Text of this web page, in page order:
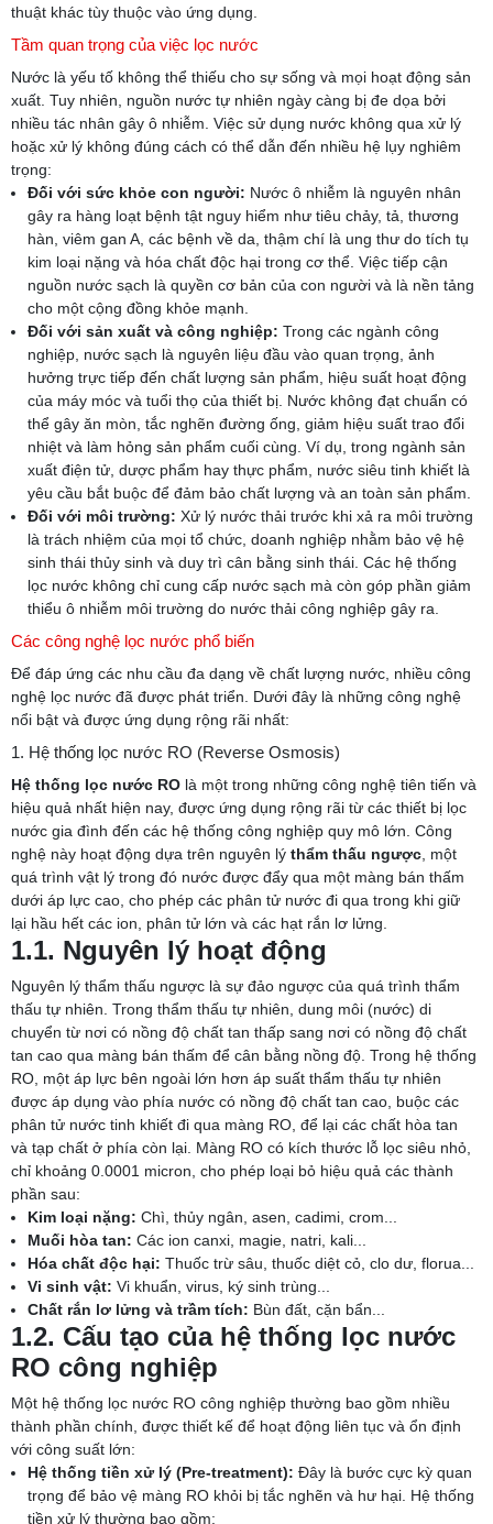
thuật khác tùy thuộc vào ứng dụng.
Tầm quan trọng của việc lọc nước
Nước là yếu tố không thể thiếu cho sự sống và mọi hoạt động sản
xuất. Tuy nhiên, nguồn nước tự nhiên ngày càng bị đe dọa bởi
nhiều tác nhân gây ô nhiễm. Việc sử dụng nước không qua xử lý
hoặc xử lý không đúng cách có thể dẫn đến nhiều hệ lụy nghiêm
trọng:
Đối với sức khỏe con người: Nước ô nhiễm là nguyên nhân
gây ra hàng loạt bệnh tật nguy hiểm như tiêu chảy, tả, thương
hàn, viêm gan A, các bệnh về da, thậm chí là ung thư do tích tụ
kim loại nặng và hóa chất độc hại trong cơ thể. Việc tiếp cận
nguồn nước sạch là quyền cơ bản của con người và là nền tảng
cho một cộng đồng khỏe mạnh.
Đối với sản xuất và công nghiệp: Trong các ngành công
nghiệp, nước sạch là nguyên liệu đầu vào quan trọng, ảnh
hưởng trực tiếp đến chất lượng sản phẩm, hiệu suất hoạt động
của máy móc và tuổi thọ của thiết bị. Nước không đạt chuẩn có
thể gây ăn mòn, tắc nghẽn đường ống, giảm hiệu suất trao đổi
nhiệt và làm hỏng sản phẩm cuối cùng. Ví dụ, trong ngành sản
xuất điện tử, dược phẩm hay thực phẩm, nước siêu tinh khiết là
yêu cầu bắt buộc để đảm bảo chất lượng và an toàn sản phẩm.
Đối với môi trường: Xử lý nước thải trước khi xả ra môi trường
là trách nhiệm của mọi tổ chức, doanh nghiệp nhằm bảo vệ hệ
sinh thái thủy sinh và duy trì cân bằng sinh thái. Các hệ thống
lọc nước không chỉ cung cấp nước sạch mà còn góp phần giảm
thiểu ô nhiễm môi trường do nước thải công nghiệp gây ra.
Các công nghệ lọc nước phổ biến
Để đáp ứng các nhu cầu đa dạng về chất lượng nước, nhiều công
nghệ lọc nước đã được phát triển. Dưới đây là những công nghệ
nổi bật và được ứng dụng rộng rãi nhất:
1. Hệ thống lọc nước RO (Reverse Osmosis)
Hệ thống lọc nước RO là một trong những công nghệ tiên tiến và
hiệu quả nhất hiện nay, được ứng dụng rộng rãi từ các thiết bị lọc
nước gia đình đến các hệ thống công nghiệp quy mô lớn. Công
nghệ này hoạt động dựa trên nguyên lý thẩm thấu ngược , một
quá trình vật lý trong đó nước được đẩy qua một màng bán thấm
dưới áp lực cao, cho phép các phân tử nước đi qua trong khi giữ
lại hầu hết các ion, phân tử lớn và các hạt rắn lơ lửng.
1.1. Nguyên lý hoạt động
Nguyên lý thẩm thấu ngược là sự đảo ngược của quá trình thẩm
thấu tự nhiên. Trong thẩm thấu tự nhiên, dung môi (nước) di
chuyển từ nơi có nồng độ chất tan thấp sang nơi có nồng độ chất
tan cao qua màng bán thấm để cân bằng nồng độ. Trong hệ thống
RO, một áp lực bên ngoài lớn hơn áp suất thẩm thấu tự nhiên
được áp dụng vào phía nước có nồng độ chất tan cao, buộc các
phân tử nước tinh khiết đi qua màng RO, để lại các chất hòa tan
và tạp chất ở phía còn lại. Màng RO có kích thước lỗ lọc siêu nhỏ,
chỉ khoảng 0.0001 micron, cho phép loại bỏ hiệu quả các thành
phần sau:
Kim loại nặng: Chì, thủy ngân, asen, cadimi, crom...
Muối hòa tan: Các ion canxi, magie, natri, kali...
Hóa chất độc hại: Thuốc trừ sâu, thuốc diệt cỏ, clo dư, florua...
Vi sinh vật: Vi khuẩn, virus, ký sinh trùng...
Chất rắn lơ lửng và trầm tích: Bùn đất, cặn bẩn...
1.2. Cấu tạo của hệ thống lọc nước
RO công nghiệp
Một hệ thống lọc nước RO công nghiệp thường bao gồm nhiều
thành phần chính, được thiết kế để hoạt động liên tục và ổn định
với công suất lớn:
Hệ thống tiền xử lý (Pre-treatment): Đây là bước cực kỳ quan
trọng để bảo vệ màng RO khỏi bị tắc nghẽn và hư hại. Hệ thống
tiền xử lý thường bao gồm: